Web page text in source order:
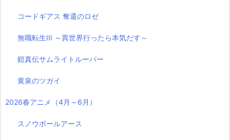
コードギアス 奪還のロゼ
無職転生III ～異世界行ったら本気だす～
鎧真伝サムライトルーパー
黄泉のツガイ
2026春アニメ（4月～6月）
スノウボールアース